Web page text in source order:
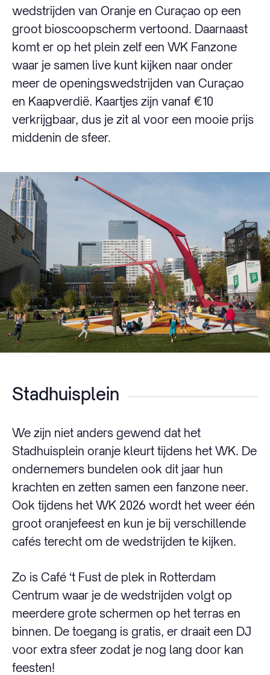
wedstrijden van Oranje en Curaçao op een
groot bioscoopscherm vertoond. Daarnaast
komt er op het plein zelf een WK Fanzone
waar je samen live kunt kijken naar onder
meer de openingswedstrijden van Curaçao
en Kaapverdië. Kaartjes zijn vanaf €10
verkrijgbaar, dus je zit al voor een mooie prijs
middenin de sfeer.
Stadhuisplein
We zijn niet anders gewend dat het
Stadhuisplein oranje kleurt tijdens het WK. De
ondernemers bundelen ook dit jaar hun
krachten en zetten samen een fanzone neer.
Ook tijdens het WK 2026 wordt het weer één
groot oranjefeest en kun je bij verschillende
cafés terecht om de wedstrijden te kijken.
Zo is Café ‘t Fust de plek in Rotterdam
Centrum waar je de wedstrijden volgt op
meerdere grote schermen op het terras en
binnen. De toegang is gratis, er draait een DJ
voor extra sfeer zodat je nog lang door kan
feesten!